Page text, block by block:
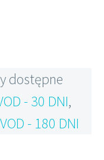
dostępne
- 30 DNI,
- 180 DNI